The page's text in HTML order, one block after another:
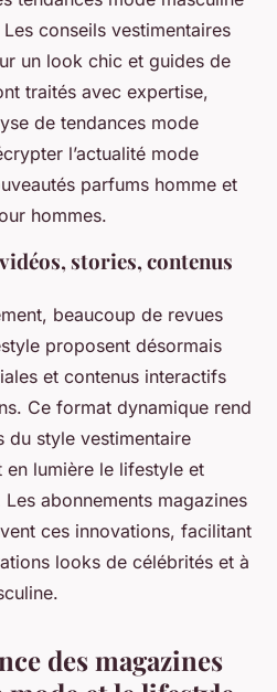
conseils vestimentaires
un look chic et guides de
traités avec expertise,
de tendances mode
l’actualité mode
parfums homme et
hommes.
stories, contenus
beaucoup de revues
proposent désormais
et contenus interactifs
Ce format dynamique rend
du style vestimentaire
en lumière le lifestyle et
abonnements magazines
ces innovations, facilitant
looks de célébrités et à
des magazines